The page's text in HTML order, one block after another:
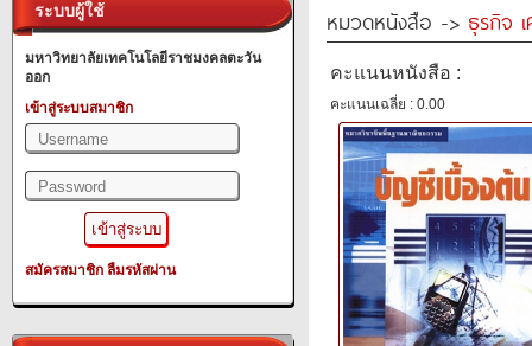
ระบบผู้ใช้
มหาวิทยาลัยเทคโนโลยีราชมงคลตะวัน
ออก
เข้าสู่ระบบสมาชิก
สมัครสมาชิก ลืมรหัสผ่าน
หมวดหนังสือ -> ธุรกิจ
คะแนนหนังสือ :
คะแนนเฉลี่ย : 0.00